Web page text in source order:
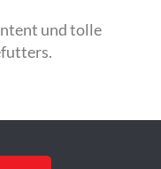
und tolle